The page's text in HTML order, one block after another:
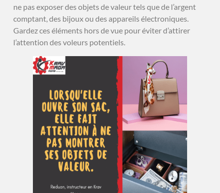
ne pas exposer des objets de valeur tels que de l’argent
comptant, des bijoux ou des appareils électroniques.
Gardez ces éléments hors de vue pour éviter d’attirer
l’attention des voleurs potentiels.